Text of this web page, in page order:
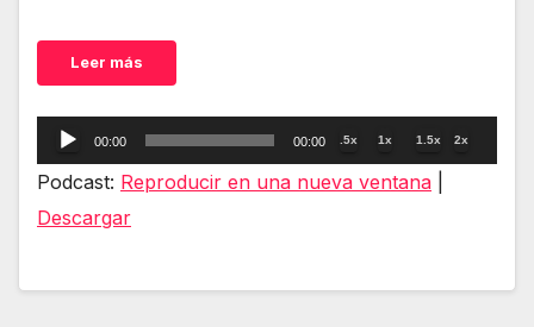
Leer más
Reproductor
de
00:00 00:00 .5x 1x 1.5x 2x
Podcast: Reproducir en una nueva ventana
Descargar